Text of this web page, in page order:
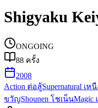
Shigyaku
ONGOING
88 ครั้ง
2008
Action ต่อสู้Supernatural เ
ขวัญShounen โชเน็นMagic